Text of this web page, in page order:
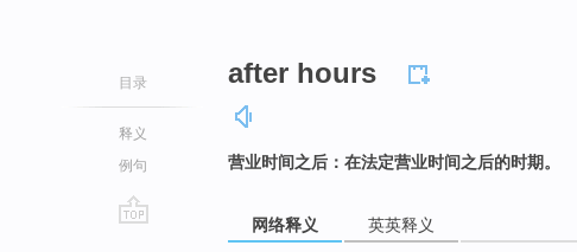
目录
释义
例句
after hours
营业时间之后：在法定营业时间之后的时期。
网络释义 英英释义